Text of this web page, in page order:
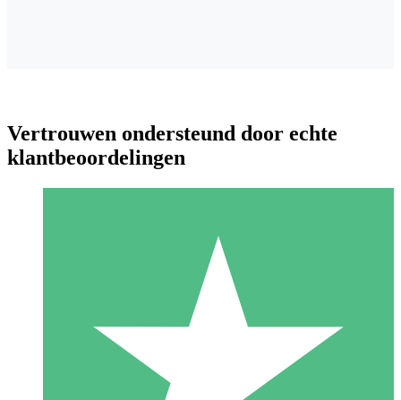
Individuele Creditpakketten
Betaal per gebruik met downloadtegoeden. Geen maandelijkse
Vertrouwen ondersteund door echte
klantbeoordelingen